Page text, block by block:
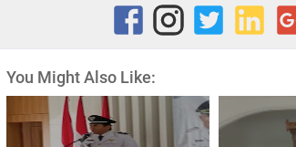
You Might Also Like: